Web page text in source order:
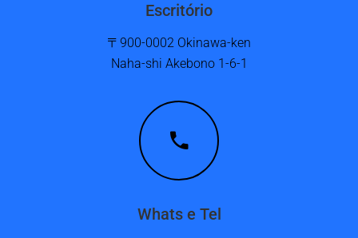
Escritório
〒900-0002 Okinawa-ken
Naha-shi Akebono 1-6-1
Whats e Tel